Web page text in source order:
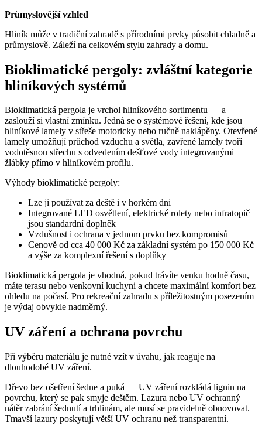
Průmyslovější vzhled
Hliník může v tradiční zahradě s přírodními prvky působit chladně a
průmyslově. Záleží na celkovém stylu zahrady a domu.
Bioklimatické pergoly: zvláštní kategorie
hliníkových systémů
Bioklimatická pergola je vrchol hliníkového sortimentu — a
zaslouží si vlastní zmínku. Jedná se o systémové řešení, kde jsou
hliníkové lamely v střeše motoricky nebo ručně naklápěny. Otevřené
lamely umožňují průchod vzduchu a světla, zavřené lamely tvoří
vodotěsnou střechu s odvedením dešťové vody integrovanými
žlábky přímo v hliníkovém profilu.
Výhody bioklimatické pergoly:
Lze ji používat za deště i v horkém dni
Integrované LED osvětlení, elektrické rolety nebo infratopič
jsou standardní doplněk
Vzdušnost i ochrana v jednom prvku bez kompromisů
Cenově od cca 40 000 Kč za základní systém po 150 000 Kč
a výše za komplexní řešení s doplňky
Bioklimatická pergola je vhodná, pokud trávíte venku hodně času,
máte terasu nebo venkovní kuchyni a chcete maximální komfort bez
ohledu na počasí. Pro rekreační zahradu s příležitostným posezením
je výdaj obvykle nadměrný.
UV záření a ochrana povrchu
Při výběru materiálu je nutné vzít v úvahu, jak reaguje na
dlouhodobé UV záření.
Dřevo bez ošetření šedne a puká — UV záření rozkládá lignin na
povrchu, který se pak smyje deštěm. Lazura nebo UV ochranný
nátěr zabrání šednutí a trhlinám, ale musí se pravidelně obnovovat.
Tmavší lazury poskytují větší UV ochranu než transparentní.